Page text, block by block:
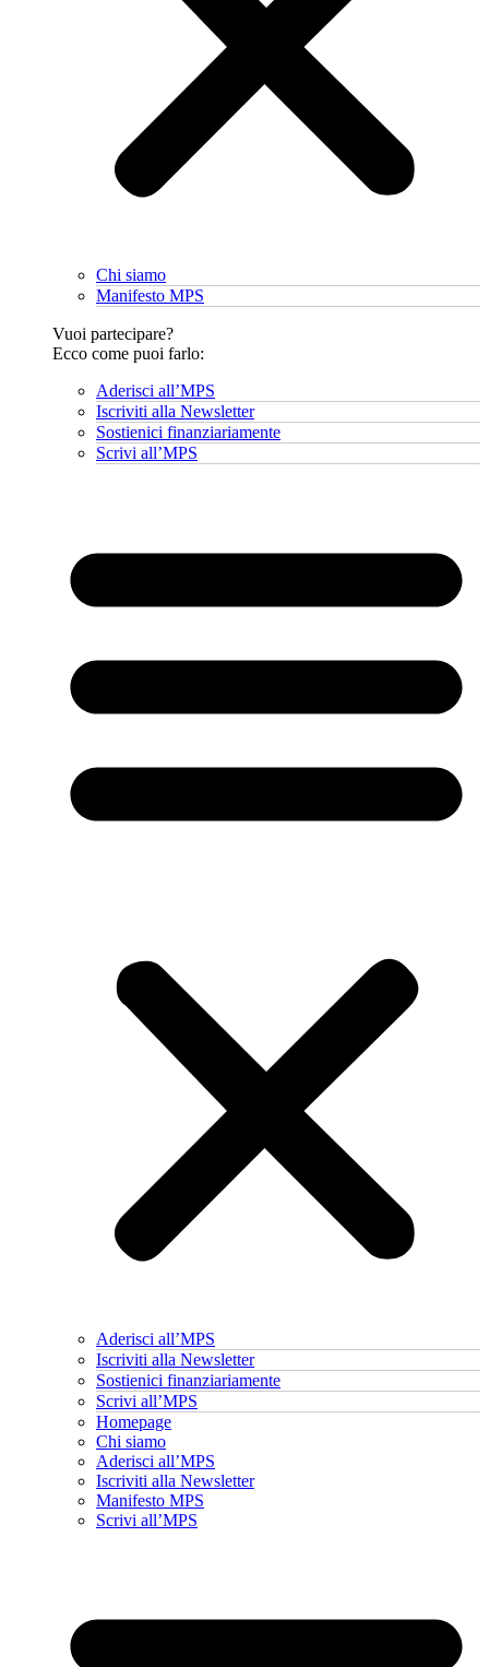
Chi siamo
Manifesto MPS
Vuoi partecipare?
Ecco come puoi farlo:
Aderisci all’MPS
Iscriviti alla Newsletter
Sostienici finanziariamente
Scrivi all’MPS
Aderisci all’MPS
Iscriviti alla Newsletter
Sostienici finanziariamente
Scrivi all’MPS
Homepage
Chi siamo
Aderisci all’MPS
Iscriviti alla Newsletter
Manifesto MPS
Scrivi all’MPS